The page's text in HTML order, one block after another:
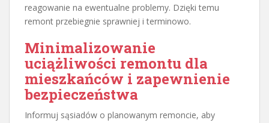
reagowanie na ewentualne problemy. Dzięki temu
remont przebiegnie sprawniej i terminowo.
Minimalizowanie
uciążliwości remontu dla
mieszkańców i zapewnienie
bezpieczeństwa
Informuj sąsiadów o planowanym remoncie, aby